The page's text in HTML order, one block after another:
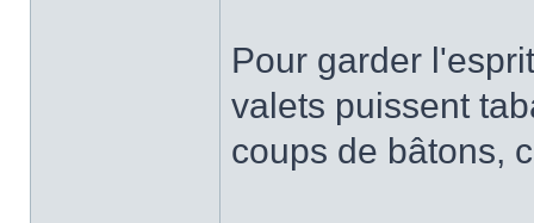
Pour garder
valets puissent
coups de bâtons,